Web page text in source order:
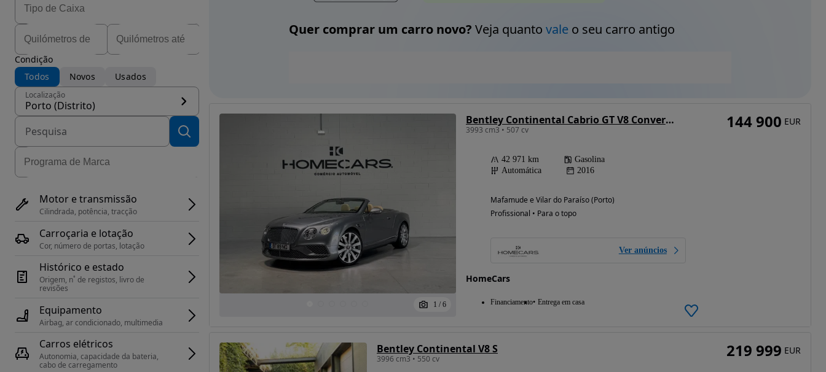
Condição
Todos
Novos Usados
Localização
Porto (Distrito)
Motor e transmissão
Cilindrada, potência, tracção
Carroçaria e lotação
Cor, número de portas, lotação
Histórico e estado
Origem, n˚ de registos, livro de
revisões
Equipamento
Airbag, ar condicionado, multimedia
Carros elétricos
Autonomia, capacidade da bateria,
cabo de carregamento
Quer comprar um carro novo? Veja quanto valeo seu carro antigo
1 / 6
Bentley Continental Cabrio GT V8 Convertible
3993 cm3 • 507 cv
42 971 km
Gasolina
Automática
2016
Mafamude e Vilar do Paraíso (Porto)
Profissional • Para o topo
Ver anúncios
HomeCars
Financiamento Entrega em casa
144 900 EUR
Bentley Continental V8 S
3996 cm3 • 550 cv 219 999 EUR